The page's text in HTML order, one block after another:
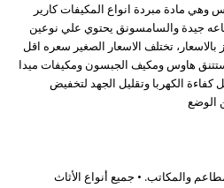
مادة مبردة انواع المكيفات كارير
جيدة والسامسونق يحتوي علي نوعين
تختلف الاسعار الصغير سعره اقل
هاوس ومكيف الجبسون ومكيفات ميدا
الكهربا وتقليل الجهد لتخفيض
الوضع
والمكاتب. • جميع أنواع الأثاث